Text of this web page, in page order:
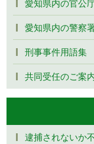
愛知県内の官公
愛知県内の警察
刑事事件用語集
共同受任のご案
逮捕されないか